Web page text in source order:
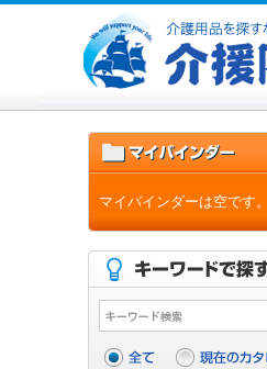
マイバインダーは空です。